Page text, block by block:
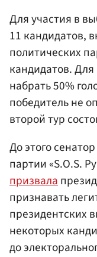
Для участия в
11 кандидатов,
политических
кандидатов.
набрать 50%
победитель не
второй тур
До этого
партии «S.O.S.
призвала
признавать
президентских
некоторых
до